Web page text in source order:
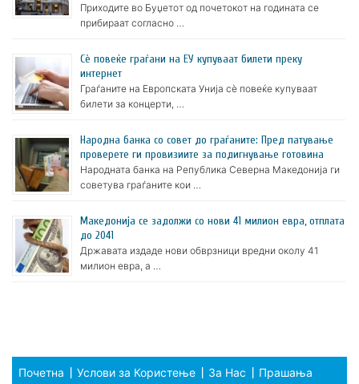
Приходите во Буџетот од почетокот на годината се
прибираат согласно …
Сè повеќе граѓани на ЕУ купуваат билети преку
интернет
Граѓаните на Европската Унија сè повеќе купуваат
билети за концерти, …
Народна банка со совет до граѓаните: Пред патување
проверете ги провизиите за подигнување готовина
Народната банка на Република Северна Македонија ги
советува граѓаните кои …
Македонија се задолжи со нови 41 милион евра, отплата
до 2041
Државата издаде нови обврзници вредни околу 41
милион евра, а …
Почетна Услови за Користење За Нас Прашања